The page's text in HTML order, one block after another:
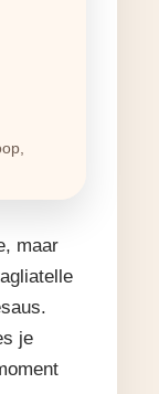
maar
je